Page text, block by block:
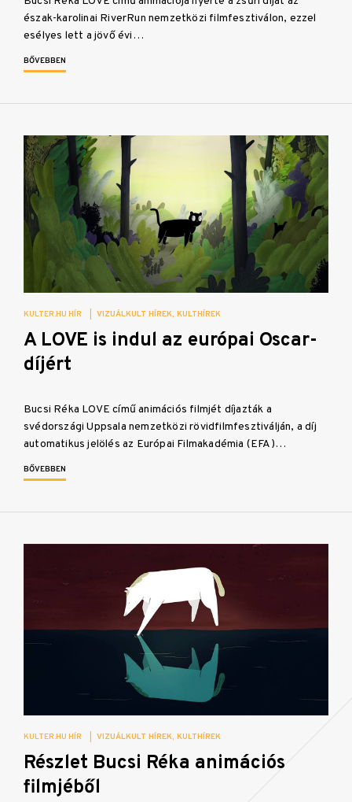
észak-karolinai RiverRun nemzetközi filmfesztiválon, ezzel
esélyes lett a jövő évi…
BŐVEBBEN
KULTER.HU HÍR VIZUÁLKULT HÍREK KULTHÍREK
A LOVE is indul az európai Oscar-
díjért
Bucsi Réka LOVE című animációs filmjét díjazták a
svédországi Uppsala nemzetközi rövidfilmfesztiválján, a díj
automatikus jelölés az Európai Filmakadémia (EFA)…
BŐVEBBEN
KULTER.HU HÍR VIZUÁLKULT HÍREK KULTHÍREK
Részlet Bucsi Réka animációs
filmjéből